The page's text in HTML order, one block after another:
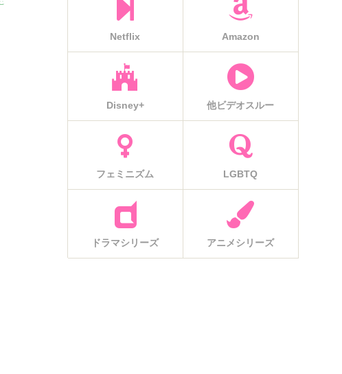
Netflix Amazon
Disney+ 他ビデオスルー
フェミニズム LGBTQ
ドラマシリーズ アニメシリーズ